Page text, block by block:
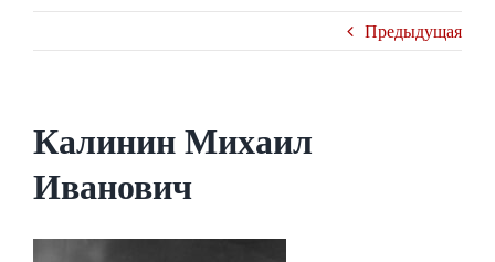
Предыдущая
Калинин Михаил
Иванович